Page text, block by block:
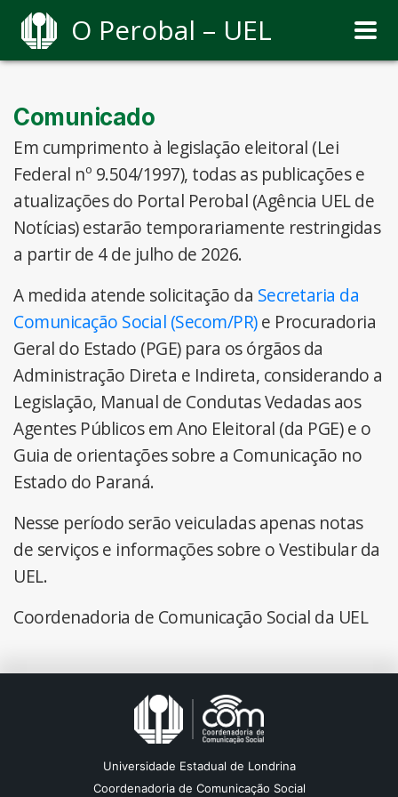
O Perobal – UEL
Comunicado
Em cumprimento à legislação eleitoral (Lei
Federal nº 9.504/1997), todas as publicações e
atualizações do Portal Perobal (Agência UEL de
Notícias) estarão temporariamente restringidas
a partir de 4 de julho de 2026.
A medida atende solicitação da Secretaria da
Comunicação Social (Secom/PR)e Procuradoria
Geral do Estado (PGE) para os órgãos da
Administração Direta e Indireta, considerando a
Legislação, Manual de Condutas Vedadas aos
Agentes Públicos em Ano Eleitoral (da PGE) e o
Guia de orientações sobre a Comunicação no
Estado do Paraná.
Nesse período serão veiculadas apenas notas
de serviços e informações sobre o Vestibular da
UEL.
Coordenadoria de Comunicação Social da UEL
Universidade Estadual de Londrina
Coordenadoria de Comunicação Social